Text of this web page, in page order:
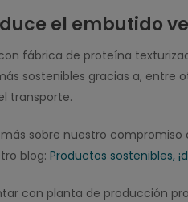
el embutido
fábrica de proteína
sostenibles gracias a, entre
transporte.
sobre nuestro
blog:Productos sostenibles,
con planta de producción